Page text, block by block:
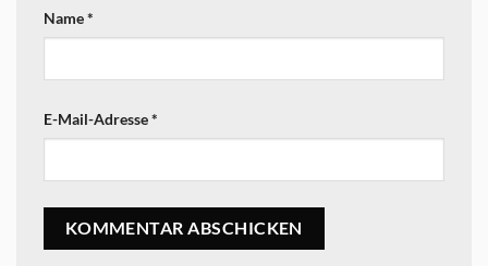
Name*
E-Mail-Adresse*